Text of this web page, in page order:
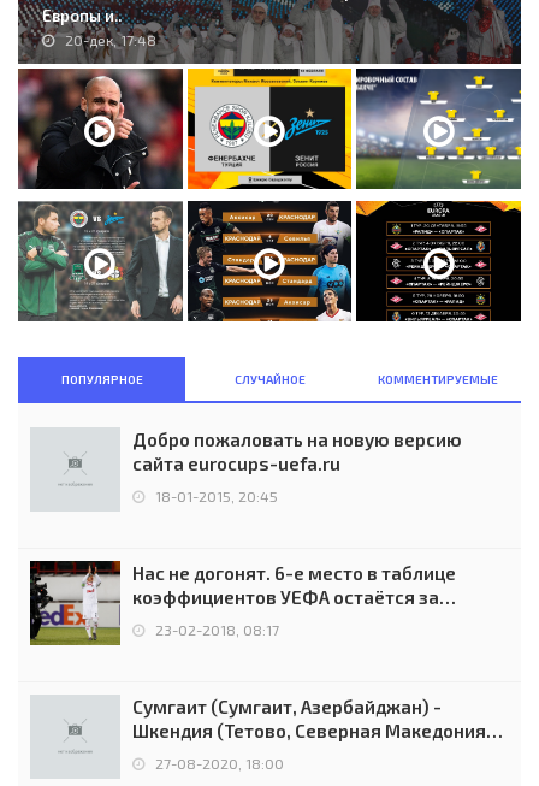
Европы и..
20-дек, 17:48
ПОПУЛЯРНОЕ СЛУЧАЙНОЕ КОММЕНТИРУЕМЫЕ
Добро пожаловать на новую версию
сайта eurocups-uefa.ru
18-01-2015, 20:45
Нас не догонят. 6-е место в таблице
коэффициентов УЕФА остаётся за
Россией
23-02-2018, 08:17
Сумгаит (Сумгаит, Азербайджан) -
Шкендия (Тетово, Северная Македония) -
0:2 (0:0)
27-08-2020, 18:00